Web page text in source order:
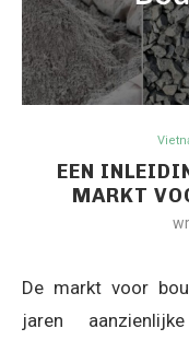
EEN
MARKT
De markt voor
jaren